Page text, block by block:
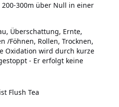
200-300m über Null in einer
Überschattung, Ernte,
/Föhnen, Rollen, Trocknen,
Oxidation wird durch kurze
- Er erfolgt keine
Flush Tea